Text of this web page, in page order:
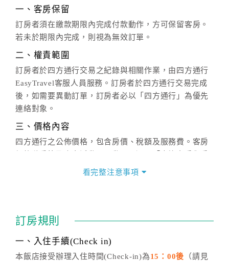
一、客房保留
訂房者須在繳款期限內完成付款動作，方可保留客房。
若未於期限內完成，則視為無效訂單。
二、權責範圍
訂房者於四方通行交易之紀錄與相關作業，由四方通行
EasyTravel客服人員服務。訂房者於四方通行交易完成
後，如需要異動訂單，訂房者必以「四方通行」為優先
連絡對象。
三、價格內容
四方通行之公佈價格，包含房價、稅額及服務費。客房
價」之當日價格為標準。
話方式異動訂單。
※非客服時間之申辦異動，皆為次日計算及辦理。
五、客服時間
看完整注意事項
訂房規則
一、入住手續(Check in)
本飯店接受辦理入住時間(Check-in)為15：00後 （請見